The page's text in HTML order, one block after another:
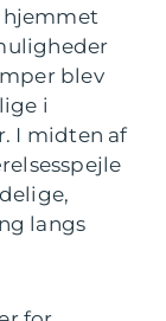
hjemmet
blev
i
I midten af
langs